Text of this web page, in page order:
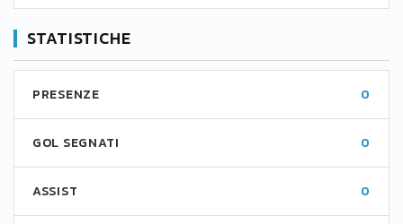
STATISTICHE
PRESENZE 0
GOL SEGNATI 0
ASSIST 0